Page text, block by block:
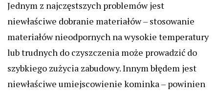
Jednym z najczęstszych problemów jest
niewłaściwe dobranie materiałów – stosowanie
materiałów nieodpornych na wysokie temperatury
lub trudnych do czyszczenia może prowadzić do
szybkiego zużycia zabudowy. Innym błędem jest
niewłaściwe umiejscowienie kominka – powinien